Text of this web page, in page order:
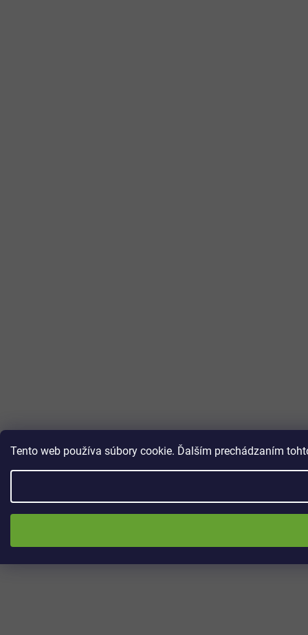
Tento web používa súbory cookie. Ďalším prechádzaním